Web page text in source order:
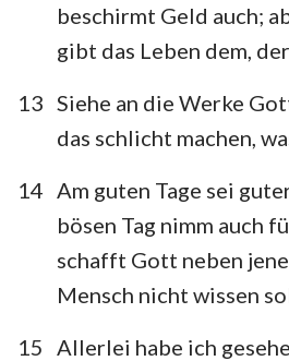
beschirmt Geld auch;
gibt das Leben dem,
13 Siehe an die Werke
das schlicht machen,
14 Am guten Tage sei
bösen Tag nimm auch
schafft Gott neben
Mensch nicht wissen
15
Allerlei habe ich